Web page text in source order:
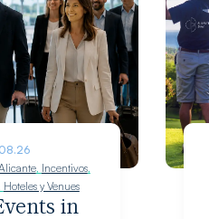
, Incentivos,
Hoteles y Venues
in